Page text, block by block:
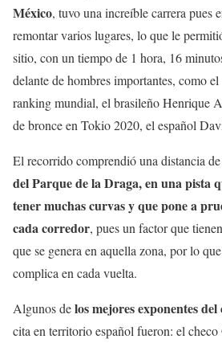
México, tuvo una increíble carrera pues
remontar varios lugares, lo que le
sitio, con un tiempo de 1 hora, 16
delante de hombres importantes, como
ranking mundial, el brasileño Henrique
de bronce en Tokio 2020, el español
El recorrido comprendió una distancia
del Parque de la Draga, en una pista
tener muchas curvas y que pone a
cada corredor, pues un factor que
que se genera en aquella zona, por lo
complica en cada vuelta.
Algunos delos mejores exponentes del
cita en territorio español fueron: el